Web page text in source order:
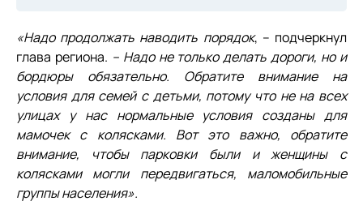
«Надо продолжать наводить порядок, – подчеркнул
глава региона. – Надо не только делать дороги, но и
бордюры обязательно. Обратите внимание на
условия для семей с детьми, потому что не на всех
улицах у нас нормальные условия созданы для
мамочек с колясками. Вот это важно, обратите
внимание, чтобы парковки были и женщины с
колясками могли передвигаться, маломобильные
группы населения».